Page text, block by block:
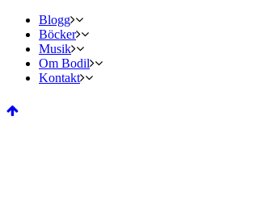
Blogg
Böcker
Musik
Om Bodil
Kontakt